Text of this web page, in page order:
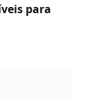
para